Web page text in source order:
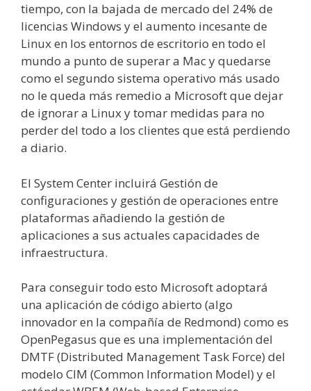
tiempo, con la bajada de mercado del 24% de
licencias Windows y el aumento incesante de
Linux en los entornos de escritorio en todo el
mundo a punto de superar a Mac y quedarse
como el segundo sistema operativo más usado
no le queda más remedio a Microsoft que dejar
de ignorar a Linux y tomar medidas para no
perder del todo a los clientes que está perdiendo
a diario.
El System Center incluirá Gestión de
configuraciones y gestión de operaciones entre
plataformas añadiendo la gestión de
aplicaciones a sus actuales capacidades de
infraestructura.
Para conseguir todo esto Microsoft adoptará
una aplicación de código abierto (algo
innovador en la compañía de Redmond) como es
OpenPegasus que es una implementación del
DMTF (Distributed Management Task Force) del
modelo CIM (Common Information Model) y el